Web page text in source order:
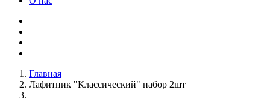
Главная
Лафитник "Классический" набор 2шт